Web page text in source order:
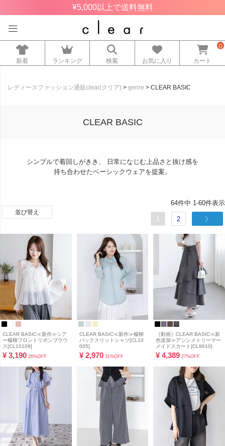
¥5,000以上で送料無料
新着 ランキング 検索 お気に入り カート
0
レディースファッション通販clear(クリア) genre CLEAR BASIC
CLEAR BASIC
シンプルで着回しがきき、 日常になじむ上品さと抜け感を
持ち合わせたベーシックウェアを提案。
並び替え
64件中 1-60件表示
1 2
CLEAR BASIC≪新作≫シア
ー楊柳フロントリボンブラウ
ス[CL10109]
¥ 3,190 26%OFF
CLEAR BASIC≪新作≫楊柳
バックスリットシャツ[CL10
005]
¥ 2,970 31%OFF
［動画］CLEAR BASIC≪新
色追加≫アシンメトリーマー
メイドスカート[CL9610]
¥ 4,389 27%OFF